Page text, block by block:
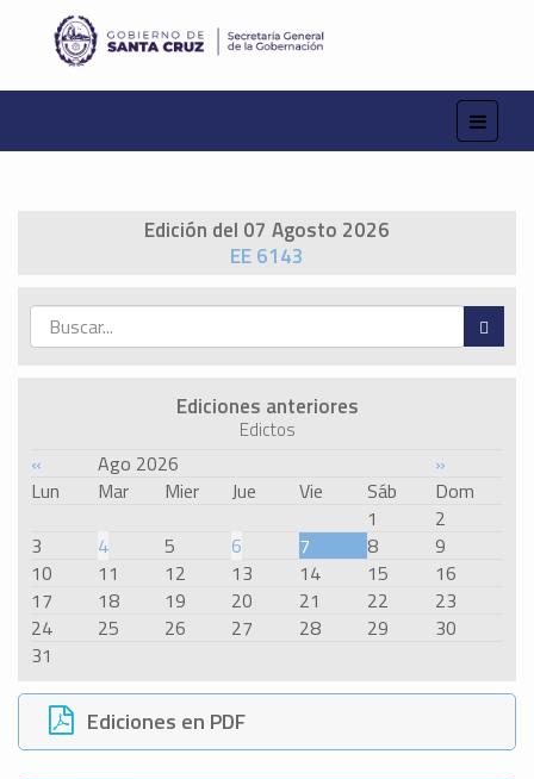
Edición del 07 Agosto 2026
EE 6143
Ediciones anteriores
Edictos
« Ago 2026
»
Lun
Mar Mier Jue Vie Sáb
Dom
1
2
3
4 5 6 7 8
9
10
11 12 13 14 15
16
17
18 19 20 21 22
23
24
25 26 27 28 29
30
31
Ediciones en PDF